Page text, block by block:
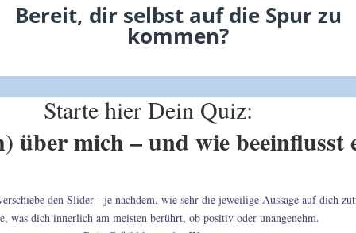
Bereit, dir selbst auf die Spur zu
kommen?
Starte hier Dein Quiz:
über mich – und wie beeinflusst
den Slider - je nachdem, wie sehr die jeweilige Aussage auf dich
was dich innerlich am meisten berührt, ob positiv oder unangenehm.